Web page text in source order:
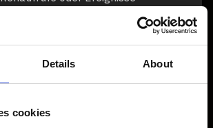
Details About
cookies
wie Namen, E-Mail-Adressen,
Unternehmensnamen oder
werden nicht an GA4
ist Art. 6 Abs. 1 lit. a DSGVO